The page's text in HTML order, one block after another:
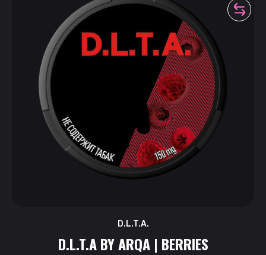
D.L.T.A.
D.L.T.A BY ARQA | BERRIES